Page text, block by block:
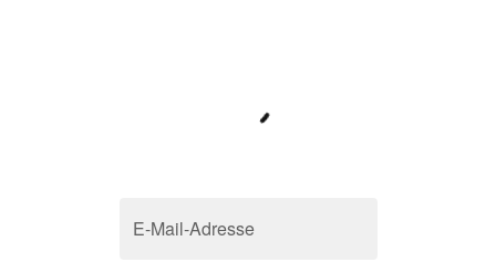
E-Mail-Adresse